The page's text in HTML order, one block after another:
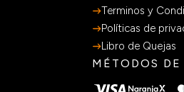
Terminos y
Políticas de
Libro de Quejas
MÉTODOS DE